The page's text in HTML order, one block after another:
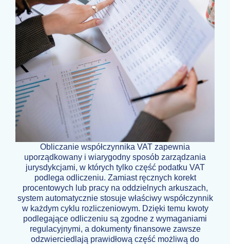
Obliczanie współczynnika VAT zapewnia
uporządkowany i wiarygodny sposób zarządzania
jurysdykcjami, w których tylko część podatku VAT
podlega odliczeniu. Zamiast ręcznych korekt
procentowych lub pracy na oddzielnych arkuszach,
system automatycznie stosuje właściwy współczynnik
w każdym cyklu rozliczeniowym. Dzięki temu kwoty
podlegające odliczeniu są zgodne z wymaganiami
regulacyjnymi, a dokumenty finansowe zawsze
odzwierciedlają prawidłową część możliwą do